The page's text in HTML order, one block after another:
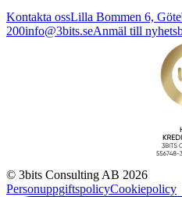
Kontakta ossLilla Bommen 6,
200info@3bits.seAnmäl till
© 3bits Consulting AB 2026
PersonuppgiftspolicyCookiepolicy